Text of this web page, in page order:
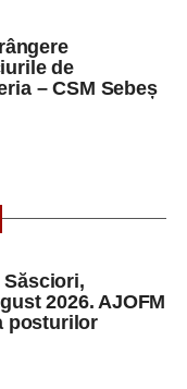
de
– CSM Sebeș
2026. AJOFM
posturilor